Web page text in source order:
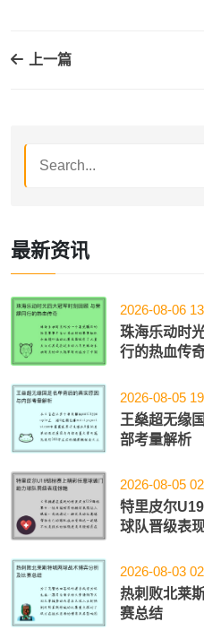
上一篇
最新资讯
2026-08-06
珠海乐动时
行的热血传
2026-08-05
王燊超无缘
部考量解析
2026-08-05
特里皮尔
球队晋级表
2026-08-03
热刺败北莱
赛总结